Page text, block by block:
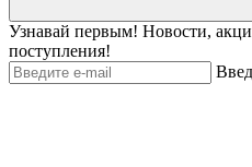
Узнавай первым! Новости,
поступления!